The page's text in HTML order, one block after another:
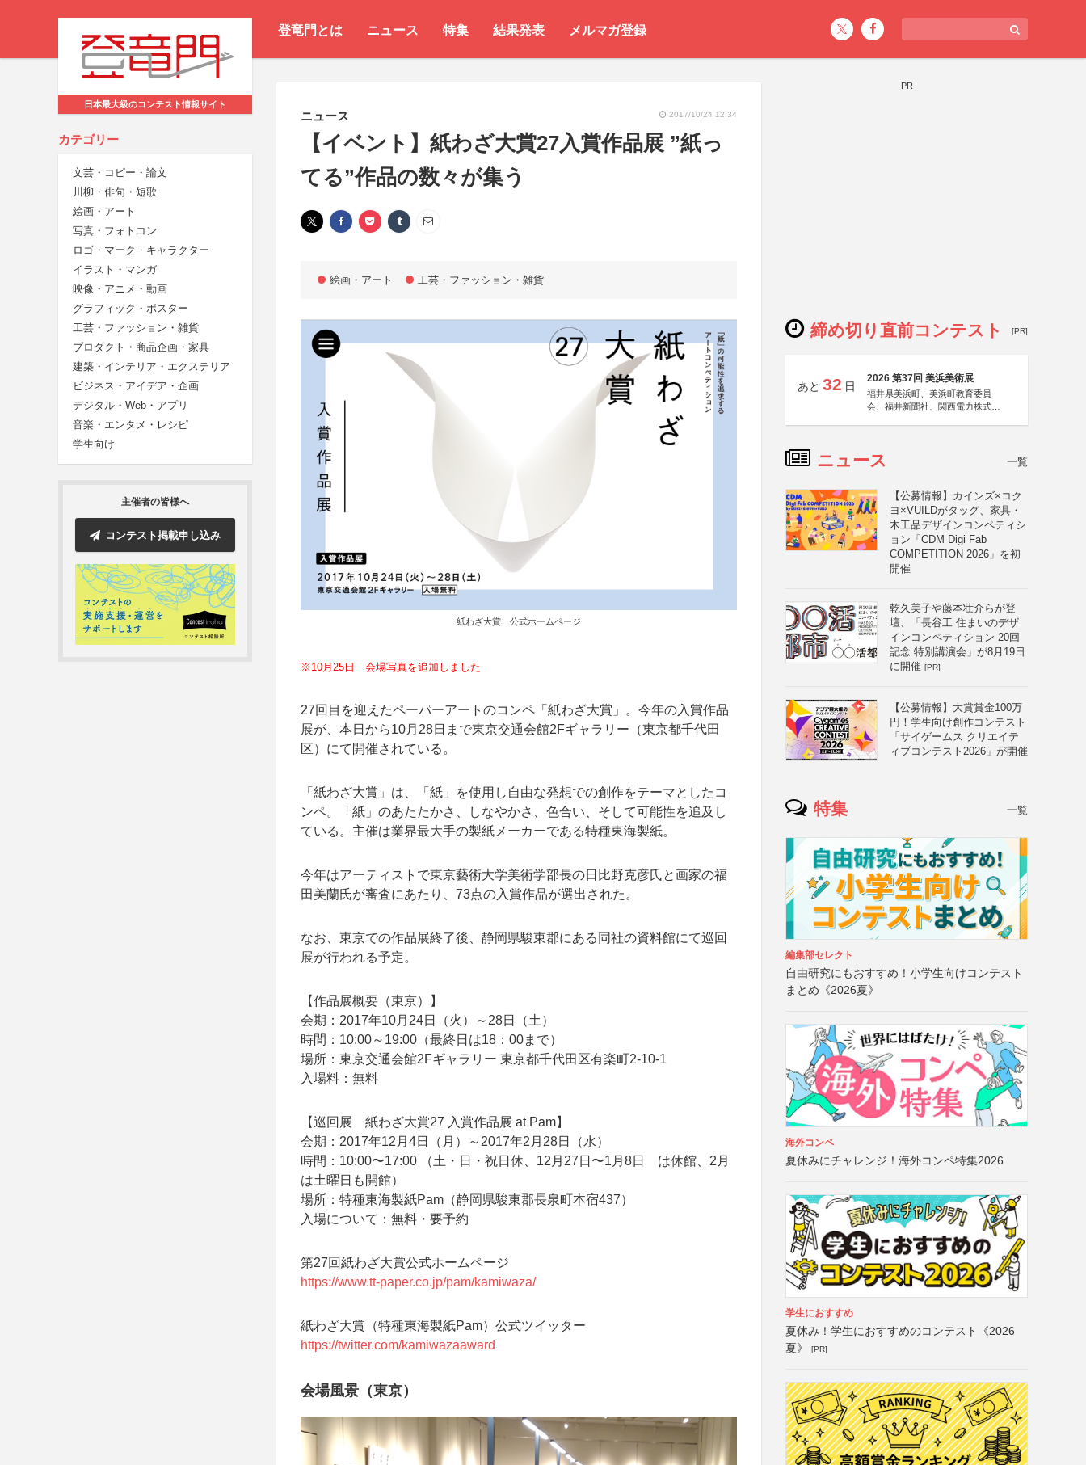
登竜門とは ニュース 特集 結果発表 メルマガ登録
日本最大級のコンテスト情報サイト
カテゴリー
文芸・コピー・論文
川柳・俳句・短歌
絵画・アート
写真・フォトコン
ロゴ・マーク・キャラクター
イラスト・マンガ
映像・アニメ・動画
グラフィック・ポスター
工芸・ファッション・雑貨
プロダクト・商品企画・家具
建築・インテリア・エクステリア
ビジネス・アイデア・企画
デジタル・Web・アプリ
音楽・エンタメ・レシピ
学生向け
主催者の皆様へ
コンテスト掲載申し込み
ニュース 2017/10/24 12:34
【イベント】紙わざ大賞27入賞作品展 ”紙っ
てる”作品の数々が集う
絵画・アート 工芸・ファッション・雑貨
紙わざ大賞 公式ホームページ
※10月25日 会場写真を追加しました
27回目を迎えたペーパーアートのコンペ「紙わざ大賞」。今年の入賞作品
展が、本日から10月28日まで東京交通会館2Fギャラリー（東京都千代田
区）にて開催されている。
「紙わざ大賞」は、「紙」を使用し自由な発想での創作をテーマとしたコ
ンペ。「紙」のあたたかさ、しなやかさ、色合い、そして可能性を追及し
ている。主催は業界最大手の製紙メーカーである特種東海製紙。
今年はアーティストで東京藝術大学美術学部長の日比野克彦氏と画家の福
田美蘭氏が審査にあたり、73点の入賞作品が選出された。
なお、東京での作品展終了後、静岡県駿東郡にある同社の資料館にて巡回
展が行われる予定。
【作品展概要（東京）】
会期：2017年10月24日（火）～28日（土）
時間：10:00～19:00（最終日は18：00まで）
場所：東京交通会館2Fギャラリー 東京都千代田区有楽町2-10-1
入場料：無料
【巡回展 紙わざ大賞27 入賞作品展 at Pam】
会期：2017年12月4日（月）～2017年2月28日（水）
時間：10:00〜17:00 （土・日・祝日休、12月27日〜1月8日 は休館、2月
は土曜日も開館）
場所：特種東海製紙Pam（静岡県駿東郡長泉町本宿437）
入場について：無料・要予約
第27回紙わざ大賞公式ホームページ
https://www.tt-paper.co.jp/pam/kamiwaza/
紙わざ大賞（特種東海製紙Pam）公式ツイッター
https://twitter.com/kamiwazaaward
会場風景（東京）
PR
締め切り直前コンテスト [PR]
あと 32 日
2026 第37回 美浜美術展
福井県美浜町、美浜町教育委員
会、福井新聞社、関西電力株式会
ニュース 一覧
【公募情報】カインズ×コク
ヨ×VUILDがタッグ、家具・
木工品デザインコンペティシ
ョン「CDM Digi Fab
COMPETITION 2026」を初
開催
乾久美子や藤本壮介らが登
壇、「長谷工 住まいのデザ
インコンペティション 20回
記念 特別講演会」が8月19日
に開催 [PR]
【公募情報】大賞賞金100万
円！学生向け創作コンテスト
「サイゲームス クリエイテ
ィブコンテスト2026」が開催
特集 一覧
編集部セレクト
自由研究にもおすすめ！小学生向けコンテスト
まとめ《2026夏》
海外コンペ
夏休みにチャレンジ！海外コンペ特集2026
学生におすすめ
夏休み！学生におすすめのコンテスト《2026
夏》
[PR]